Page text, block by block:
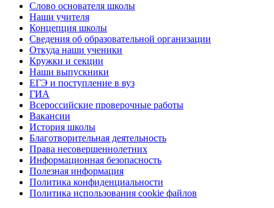
Слово основателя школы
Наши учителя
Концепция школы
Сведения об образовательной организации
Откуда наши ученики
Кружки и секции
Наши выпускники
ЕГЭ и поступление в вуз
ГИА
Всероссийские проверочные работы
Вакансии
История школы
Благотворительная деятельность
Права несовершеннолетних
Информационная безопасность
Полезная информация
Политика конфиденциальности
Политика использования cookie файлов